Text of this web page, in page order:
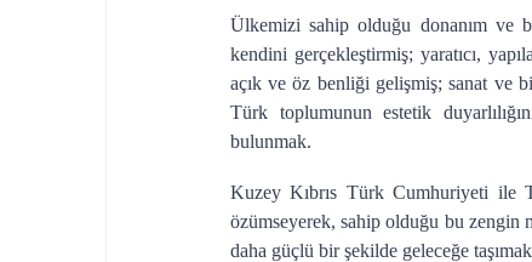
Ülkemizi sahip olduğu donanım ve
kendini gerçekleştirmiş; yaratıcı,
açık ve öz benliği gelişmiş; sanat ve
Türk toplumunun estetik
bulunmak.
Kuzey Kıbrıs Türk Cumhuriyeti ile
özümseyerek, sahip olduğu bu zengin
daha güçlü bir şekilde geleceğe